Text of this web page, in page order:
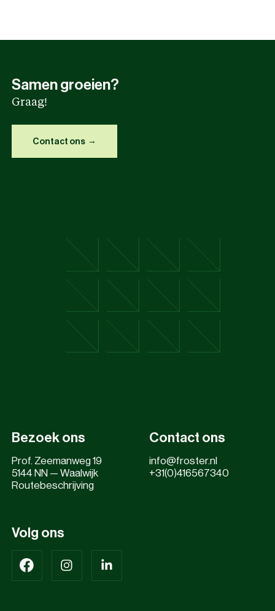
Samen groeien?
Graag!
Contact ons
Bezoek ons
Prof. Zeemanweg 19
5144 NN — Waalwijk
Routebeschrijving
Contact ons
info@froster.nl
+31(0)416567340
Volg ons